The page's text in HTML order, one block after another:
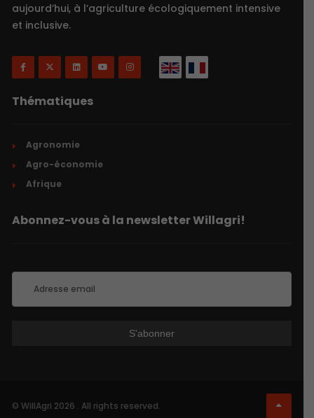
aujourd’hui, à l’agriculture écologiquement intensive
et inclusive.
Thématiques
Agronomie
Agro-économie
Afrique
Abonnez-vous à la newsletter Willagri!
© WillAgri 2026 . All rights reserved.